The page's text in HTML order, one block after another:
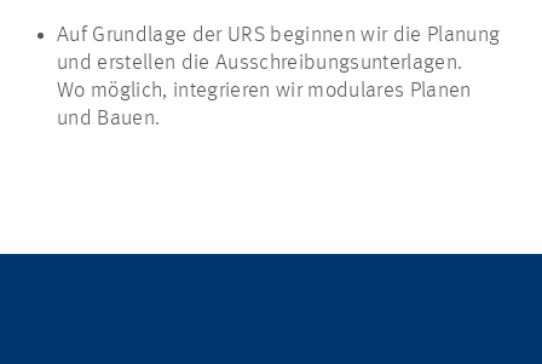
Auf Grundlage der URS beginnen wir die Planung
und erstellen die Ausschreibungsunterlagen.
Wo möglich, integrieren wir modulares Planen
und Bauen.